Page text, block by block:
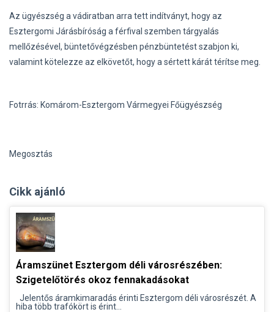
Az ügyészség a vádiratban arra tett indítványt, hogy az
Esztergomi Járásbíróság a férfival szemben tárgyalás
mellőzésével, büntetővégzésben pénzbüntetést szabjon ki,
valamint kötelezze az elkövetőt, hogy a sértett kárát térítse meg.
Fotrrás: Komárom-Esztergom Vármegyei Főügyészség
Megosztás
Cikk ajánló
Áramszünet Esztergom déli városrészében:
Szigetelőtörés okoz fennakadásokat
Jelentős áramkimaradás érinti Esztergom déli városrészét. A
hiba több trafókört is érint...